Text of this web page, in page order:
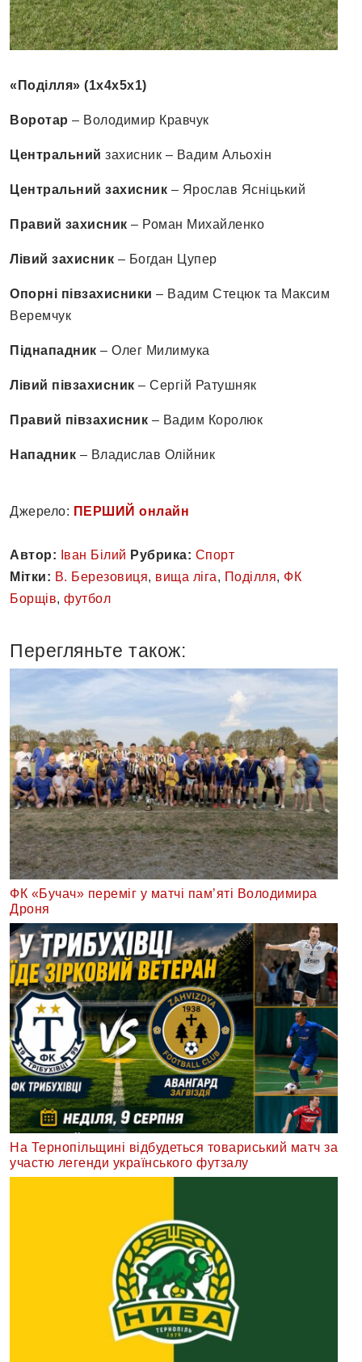
«Поділля» (1х4х5х1)
Воротар – Володимир Кравчук
Центральний захисник – Вадим Альохін
Центральний захисник – Ярослав Ясніцький
Правий захисник – Роман Михайленко
Лівий захисник – Богдан Цупер
Опорні півзахисники – Вадим Стецюк та Максим
Веремчук
Піднападник – Олег Милимука
Лівий півзахисник – Сергій Ратушняк
Правий півзахисник – Вадим Королюк
Нападник – Владислав Олійник
Джерело: ПЕРШИЙ онлайн
Автор: Іван Білий Рубрика: Спорт
Мітки: В. Березовиця, вища ліга, Поділля, ФК
Борщів, футбол
Перегляньте також:
ФК «Бучач» переміг у матчі пам’яті Володимира
Дроня
На Тернопільщині відбудеться товариський матч за
участю легенди українського футзалу